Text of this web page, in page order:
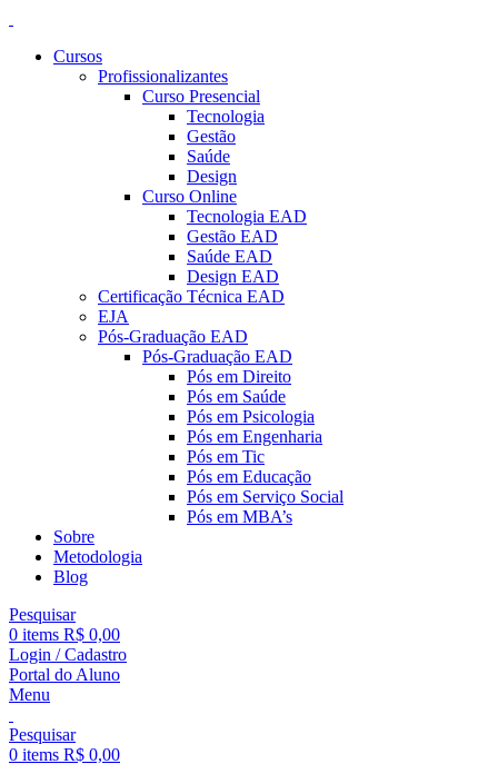
Cursos
Profissionalizantes
Curso Presencial
Tecnologia
Gestão
Saúde
Design
Curso Online
Tecnologia EAD
Gestão EAD
Saúde EAD
Design EAD
Certificação Técnica EAD
EJA
Pós-Graduação EAD
Pós-Graduação EAD
Pós em Direito
Pós em Saúde
Pós em Psicologia
Pós em Engenharia
Pós em Tic
Pós em Educação
Pós em Serviço Social
Pós em MBA’s
Sobre
Metodologia
Blog
Pesquisar
0 items R$ 0,00
Login / Cadastro
Portal do Aluno
Menu
Pesquisar
0 items R$ 0,00